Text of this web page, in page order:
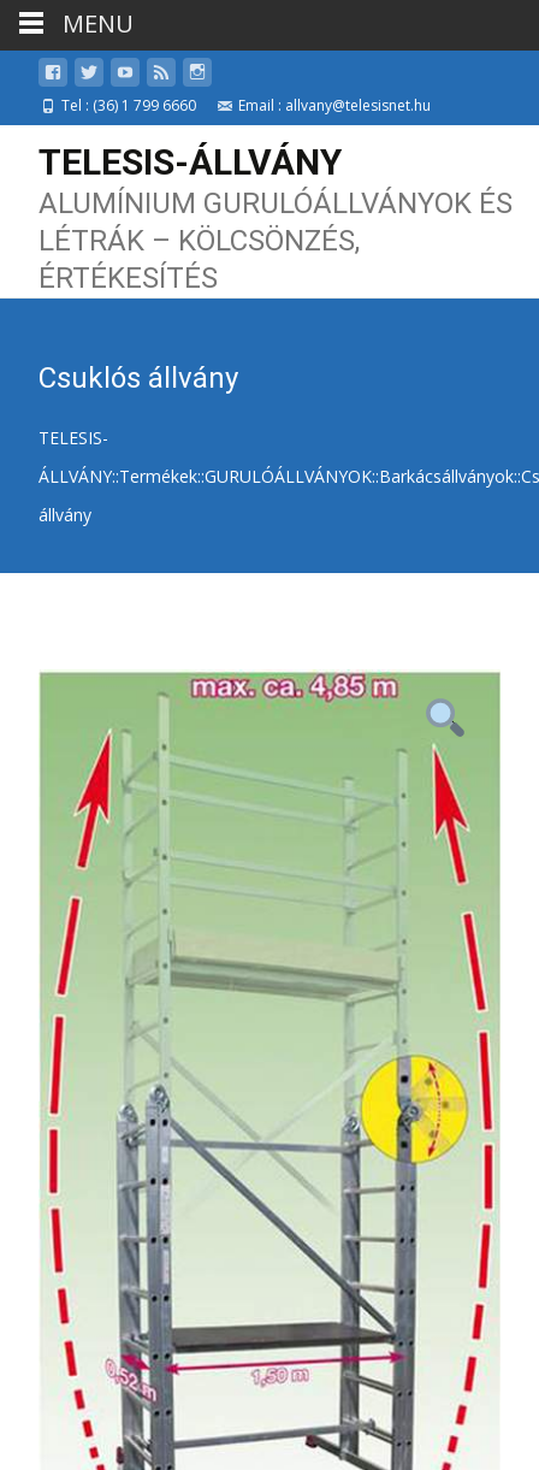
Tel : (36) 1 799 6660 Email : allvany@telesisnet.hu
TELESIS-ÁLLVÁNY
ALUMÍNIUM GURULÓÁLLVÁNYOK ÉS
LÉTRÁK – KÖLCSÖNZÉS,
ÉRTÉKESÍTÉS
Csuklós állvány
TELESIS-
ÁLLVÁNY::Termékek::GURULÓÁLLVÁNYOK::Barkácsállványok::
állvány
MENU